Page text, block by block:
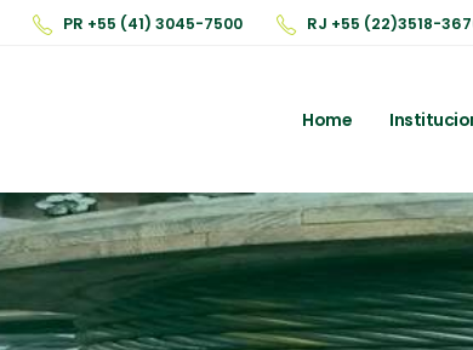
PR +55 (41) 3045-7500 RJ +55 (22)3518-
Home